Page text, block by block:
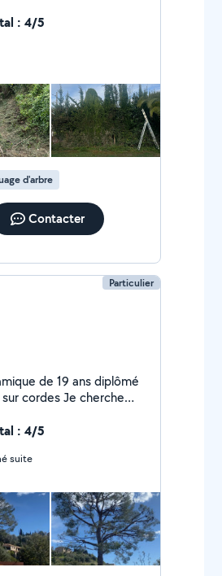
: 4/5
d'arbre
Contacter
Particulier
de 19 ans diplômé
cordes Je cherche
vos arbres Tailler
: 4/5
donné suite